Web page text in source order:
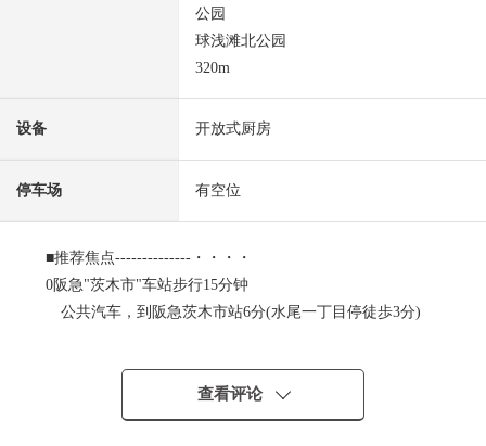
公园
球浅滩北公园
320m
设备 开放式厨房
停车场 有空位
■推荐焦点--------------・・・・
0阪急"茨木市"车站步行15分钟
公共汽车，到阪急茨木市站6分(水尾一丁目停徒歩3分)
0厕所·阳台2个地方有
※因为是空房所以随便可以看
查看评论